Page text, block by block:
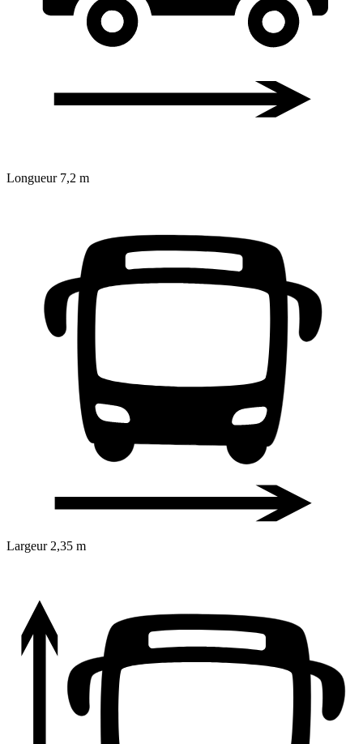
Longueur 7,2 m
Largeur 2,35 m